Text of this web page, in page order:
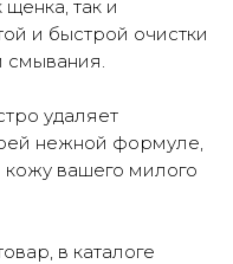
так и
и быстрой очистки
смывания.
удаляет
нежной формуле,
кожу вашего милого
в каталоге